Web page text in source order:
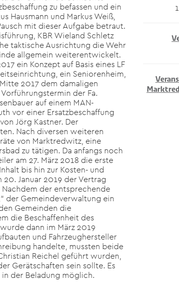
zu befassen und ein
Hausmann und Markus Weiß,
mit dieser Aufgabe betraut.
KBR Wieland Schletz
taktische Ausrichtung die Wehr
allgemein weiterentwickelt.
ein Konzept auf Basis eines LF
ein Seniorenheim,
2017 dem damaligen
der Fa.
auf einem MAN-
vor einer Ersatzbeschaffung
Jörg Kastner. Der
Nach diversen weiteren
von Marktredwitz, eine
zu tätigen. Da anfangs noch
am 27. März 2018 die erste
bis hin zur Kosten- und
20. Januar 2019 der Vertrag
der entsprechende
der Gemeindeverwaltung ein
Gemeinden die
die Beschaffenheit des
dann im März 2019
und Fahrzeughersteller
handelte, mussten beide
Reichel geführt wurden,
Gerätschaften sein sollte. Es
der Beladung möglich.